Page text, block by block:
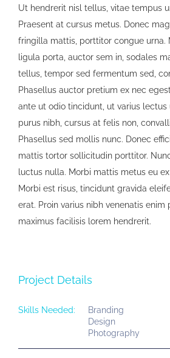
Ut hendrerit nisl tellus, vitae tempus
Praesent at cursus metus. Donec
fringilla mattis, porttitor congue urna.
ligula porta, auctor sem in, sodales
tellus, tempor sed fermentum sed,
Phasellus auctor pretium ex nec
ante ut odio tincidunt, ut varius
purus nibh, cursus at felis non,
Phasellus sed mollis nunc. Donec
mattis tortor sollicitudin porttitor.
luctus nulla. Morbi mattis metus eu
Morbi est risus, tincidunt gravida
erat. Proin varius nibh venenatis enim
maximus facilisis lorem hendrerit.
Project Details
Skills Needed:
Branding
Design
Photography